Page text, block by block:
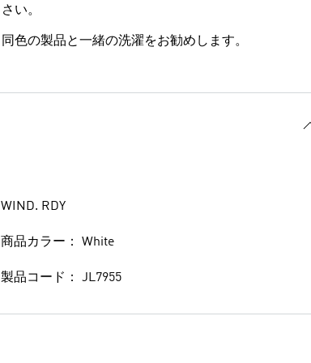
さい。
同色の製品と一緒の洗濯をお勧めします。
WIND. RDY
商品カラー： White
製品コード： JL7955